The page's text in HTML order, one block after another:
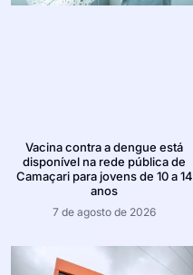
Vacina contra a dengue está
disponível na rede pública de
Camaçari para jovens de 10 a 14
anos
7 de agosto de 2026